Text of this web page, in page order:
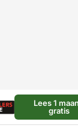
Lees 1
gratis